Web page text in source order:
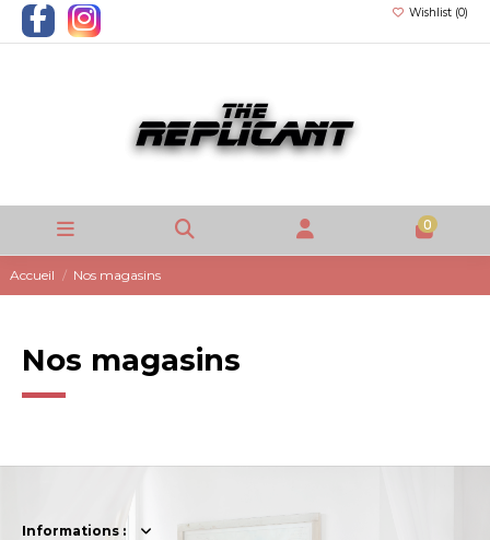
Wishlist (0)
0
Accueil Nos magasins
Nos magasins
Informations :